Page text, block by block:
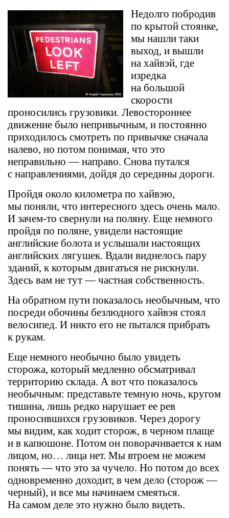
Недолго побродив
по крытой стоянке,
мы нашли таки
выход, и вышли
на хайвэй, где
изредка
на большой
скорости
проносились грузовики. Левостороннее
движение было непривычным, и постоянно
приходилось смотреть по привычке сначала
налево, но потом понимая, что это
неправильно — направо. Снова путался
с направлениями, дойдя до середины дороги.
Пройдя около километра по хайвэю,
мы поняли, что интересного здесь очень мало.
И зачем-то свернули на поляну. Еще немного
пройдя по поляне, увидели настоящие
английские болота и услышали настоящих
английских лягушек. Вдали виднелось пару
зданий, к которым двигаться не рискнули.
Здесь вам не тут — частная собственность.
На обратном пути показалось необычным, что
посреди обочины безлюдного хайвэя стоял
велосипед. И никто его не пытался прибрать
к рукам.
Еще немного необычно было увидеть
сторожа, который медленно обсматривал
территорию склада. А вот что показалось
необычным: представьте темную ночь, кругом
тишина, лишь редко нарушает ее рев
проносившихся грузовиков. Через дорогу
мы видим, как ходит сторож, в черном плаще
и в капюшоне. Потом он поворачивается к нам
лицом, но… лица нет. Мы втроем не можем
понять — что это за чучело. Но потом до всех
одновременно доходит, в чем дело (сторож —
черный), и все мы начинаем смеяться.
На самом деле это нужно было видеть.